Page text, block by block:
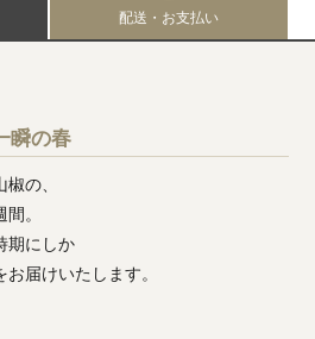
配送・お支払い
瞬の春
の、
。
期にしか
届けいたします。